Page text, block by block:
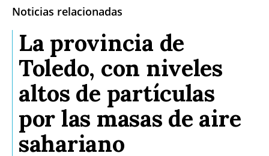
Noticias relacionadas
La provincia de
Toledo, con niveles
altos de partículas
por las masas de aire
sahariano